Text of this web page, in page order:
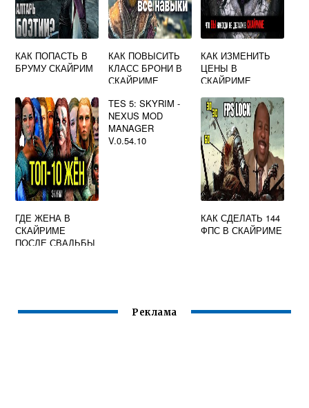
КАК ПОПАСТЬ В
БРУМУ СКАЙРИМ
КАК ПОВЫСИТЬ
КЛАСС БРОНИ В
СКАЙРИМЕ
КАК ИЗМЕНИТЬ
ЦЕНЫ В
СКАЙРИМЕ
ГДЕ ЖЕНА В
СКАЙРИМЕ
ПОСЛЕ СВАДЬБЫ
TES 5: SKYRIM -
NEXUS MOD
MANAGER
V.0.54.10
КАК СДЕЛАТЬ 144
ФПС В СКАЙРИМЕ
Реклама